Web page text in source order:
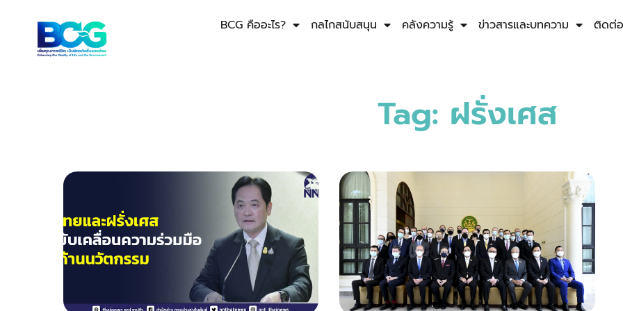
BCG คืออะไร? กลไกสนับสนุน คลังความรู้ ข่าวสารและบทความ ติดต่อ
Tag: ฝรั่งเศส